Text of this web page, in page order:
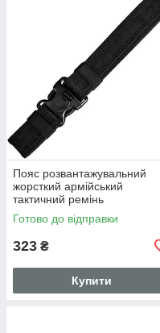
Пояс розвантажувальний
жорсткий армійський
тактичний ремінь
(синтетичний, Чорний)
ширина 5 см, макс. довжина
Готово до відправки
323 ₴
Купити